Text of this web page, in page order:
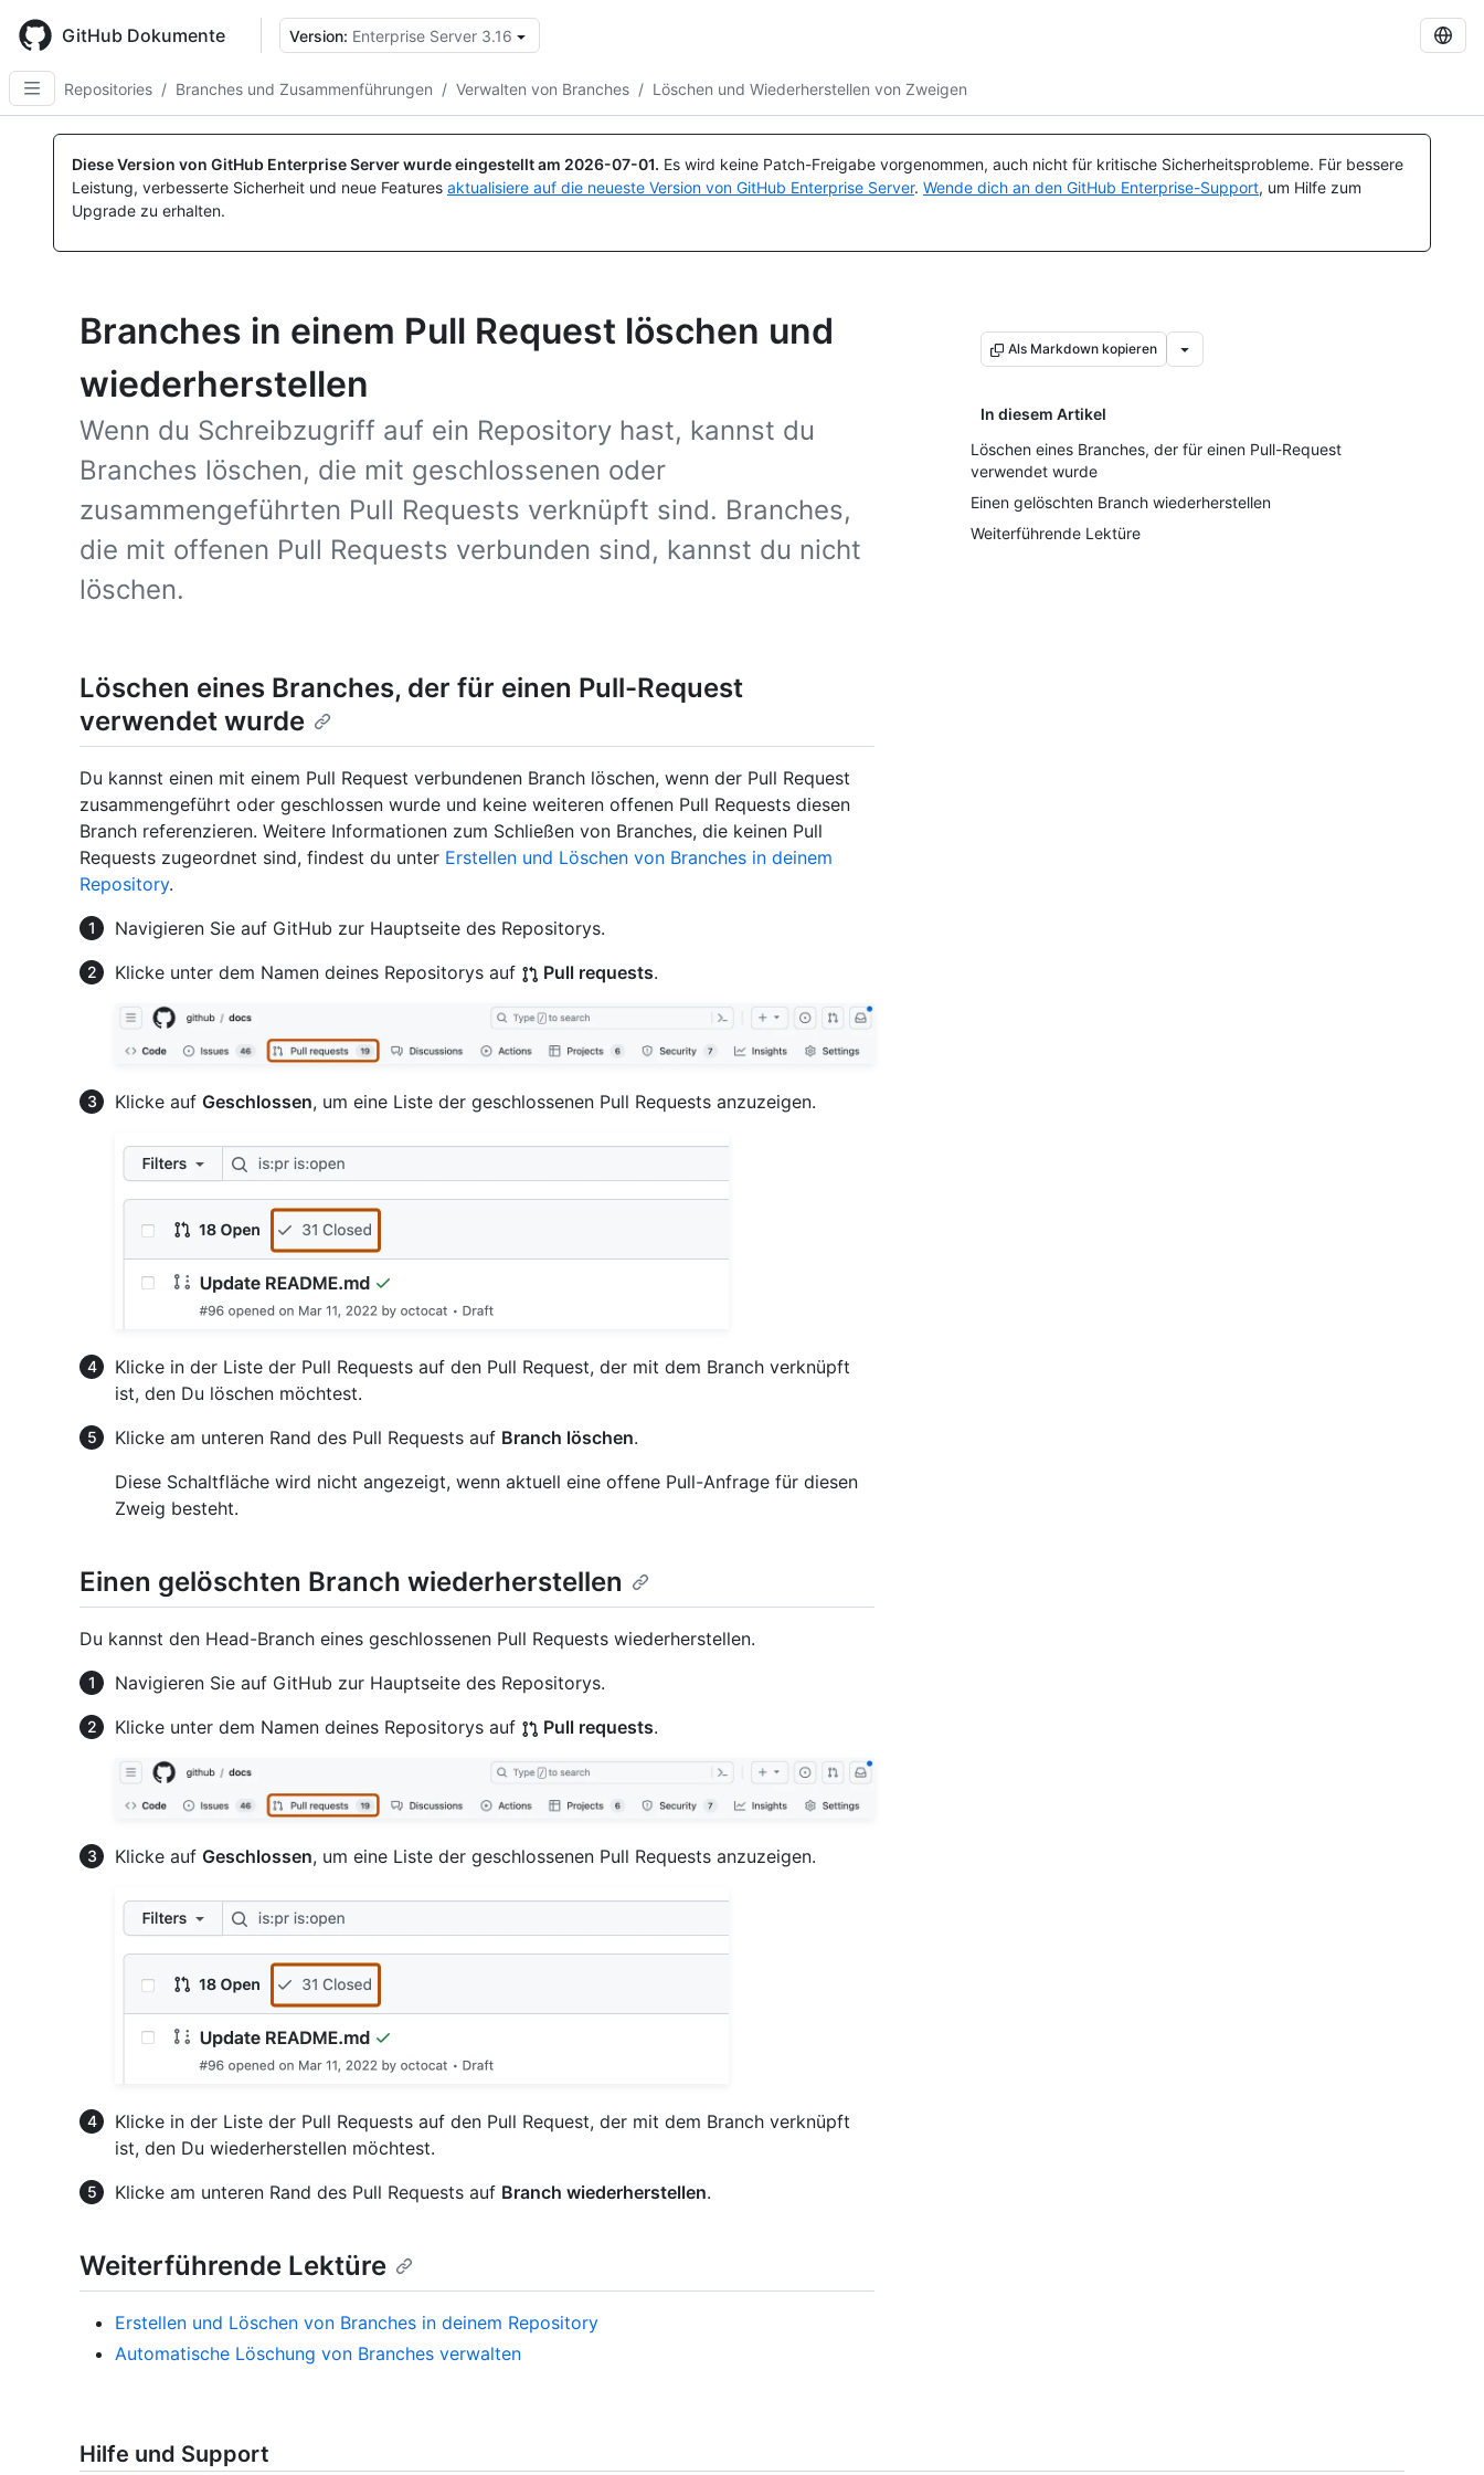
main
content
GitHub Dokumente Version: Enterprise Server 3.16
Repositories / Branches und Zusammenführungen / Verwalten von Branches / Löschen und Wiederherstellen von Zweigen
Diese Version von GitHub Enterprise Server wurde eingestellt am 2026-07-01. Es wird keine Patch-Freigabe vorgenommen, auch nicht für kritische Sicherheitsprobleme. Für bessere
Leistung, verbesserte Sicherheit und neue Features aktualisiere auf die neueste Version von GitHub Enterprise Server. Wende dich an den GitHub Enterprise-Support, um Hilfe zum
Upgrade zu erhalten.
Branches in einem Pull Request löschen und
wiederherstellen
Wenn du Schreibzugriff auf ein Repository hast, kannst du
Branches löschen, die mit geschlossenen oder
zusammengeführten Pull Requests verknüpft sind. Branches,
die mit offenen Pull Requests verbunden sind, kannst du nicht
löschen.
Als Markdown kopieren
In diesem Artikel
Löschen eines Branches, der für einen Pull-Request
verwendet wurde
Einen gelöschten Branch wiederherstellen
Weiterführende Lektüre
Löschen eines Branches, der für einen Pull-Request
verwendet wurde
Du kannst einen mit einem Pull Request verbundenen Branch löschen, wenn der Pull Request
zusammengeführt oder geschlossen wurde und keine weiteren offenen Pull Requests diesen
Branch referenzieren. Weitere Informationen zum Schließen von Branches, die keinen Pull
Requests zugeordnet sind, findest du unter Erstellen und Löschen von Branches in deinem
Repository.
Navigieren Sie auf GitHub zur Hauptseite des Repositorys.
Klicke unter dem Namen deines Repositorys auf
Pull requests.
Klicke auf Geschlossen, um eine Liste der geschlossenen Pull Requests anzuzeigen.
Klicke in der Liste der Pull Requests auf den Pull Request, der mit dem Branch verknüpft
ist, den Du löschen möchtest.
Klicke am unteren Rand des Pull Requests auf Branch löschen.
Diese Schaltfläche wird nicht angezeigt, wenn aktuell eine offene Pull-Anfrage für diesen
Zweig besteht.
Einen gelöschten Branch wiederherstellen
Du kannst den Head-Branch eines geschlossenen Pull Requests wiederherstellen.
Navigieren Sie auf GitHub zur Hauptseite des Repositorys.
Klicke unter dem Namen deines Repositorys auf
Pull requests.
Klicke auf Geschlossen, um eine Liste der geschlossenen Pull Requests anzuzeigen.
Klicke in der Liste der Pull Requests auf den Pull Request, der mit dem Branch verknüpft
ist, den Du wiederherstellen möchtest.
Klicke am unteren Rand des Pull Requests auf Branch wiederherstellen.
Weiterführende Lektüre
Erstellen und Löschen von Branches in deinem Repository
Automatische Löschung von Branches verwalten
Hilfe und Support